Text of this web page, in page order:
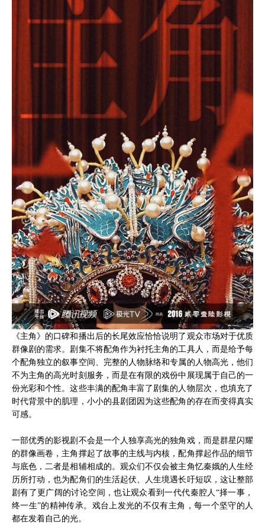
《主角》的口碑和播出后的长尾效应恰恰说明了观众市场对于优质
群像剧的需求。剧集不将配角作为衬托主角的工具人，而是给予每
个配角独立的叙事空间、完整的人物脉络和专属的人物高光，他们
不为主角的高光时刻服务，而是在有限的戏份中展现属于自己的一
份光彩和个性。这些丰满的配角丰富了剧集的人物层次，也填充了
时代背景中的肌理，小小的县剧团因为这些配角的存在而变得真实
可感。
一部优秀的影视剧不会是一个人独享高光的独角戏，而是群星闪耀
的群像画卷，主角撑起了故事的主线与内核，配角撑起作品的细节
与底色，二者是相辅相成的。观众们不仅会被主角忆秦娥的人生经
历所打动，也为配角们的生活起伏、人生境遇长吁短叹，这让整部
剧有了更广阔的讨论空间，也让观众看到一代代秦腔人“择一事，
终一生”的精神传承。戏台上发光的不仅有主角，每一个坚守的人
都在发着自己的光。